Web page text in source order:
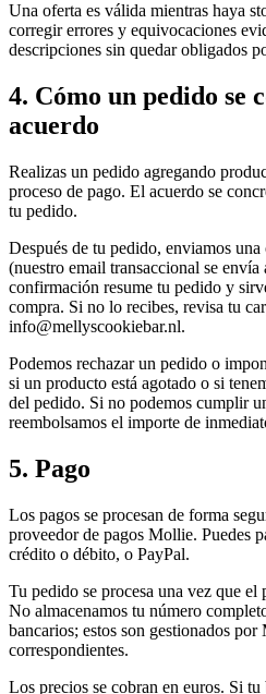
Una oferta es válida mientras haya
corregir errores y equivocaciones
descripciones sin quedar obligados
4. Cómo un pedido se
acuerdo
Realizas un pedido agregando
proceso de pago. El acuerdo se
tu pedido.
Después de tu pedido, enviamos
(nuestro email transaccional se envía
confirmación resume tu pedido y
compra. Si no lo recibes, revisa tu
info@mellyscookiebar.nl.
Podemos rechazar un pedido o
si un producto está agotado o si
del pedido. Si no podemos cumplir
reembolsamos el importe de
5. Pago
Los pagos se procesan de forma
proveedor de pagos Mollie. Puedes
crédito o débito, o PayPal.
Tu pedido se procesa una vez que
No almacenamos tu número
bancarios; estos son gestionados
correspondientes.
Los precios se cobran en euros. Si